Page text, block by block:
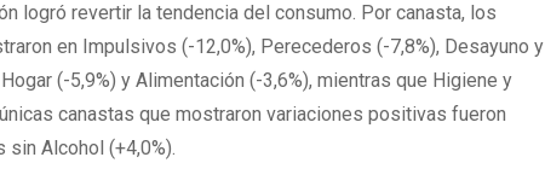
logró revertir la tendencia del consumo. Por canasta, los
en Impulsivos (-12,0%), Perecederos (-7,8%), Desayuno y
(-5,9%) y Alimentación (-3,6%), mientras que Higiene y
canastas que mostraron variaciones positivas fueron
sin Alcohol (+4,0%).